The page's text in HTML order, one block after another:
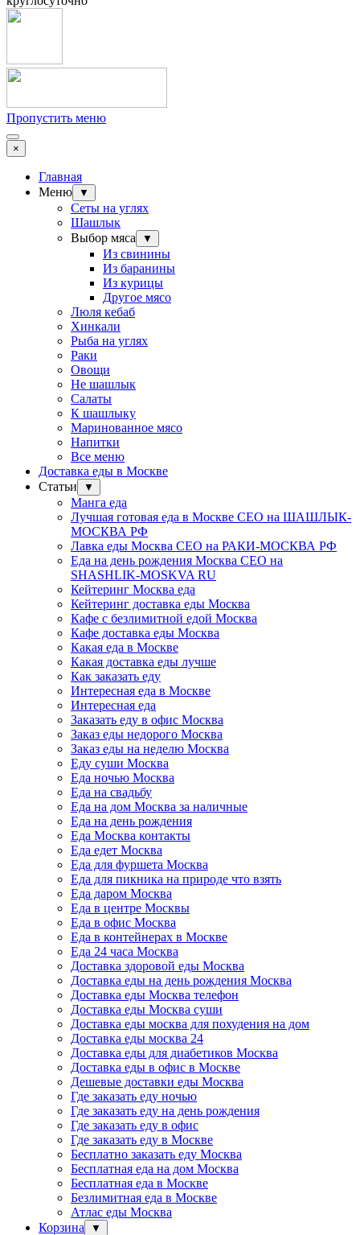
Пропустить меню
×
Главная
Меню
▼
Сеты на углях
Шашлык
Выбор мяса
▼
Из свинины
Из баранины
Из курицы
Другое мясо
Люля кебаб
Хинкали
Рыба на углях
Раки
Овощи
Не шашлык
Салаты
К шашлыку
Маринованное мясо
Напитки
Все меню
Доставка еды в Москве
Статьи
▼
Манга еда
Лучшая готовая еда в Москве СЕО на ШАШЛЫК-
МОСКВА РФ
Лавка еды Москва СЕО на РАКИ-МОСКВА РФ
Еда на день рождения Москва СЕО на
SHASHLIK-MOSKVA RU
Кейтеринг Москва еда
Кейтеринг доставка еды Москва
Кафе с безлимитной едой Москва
Кафе доставка еды Москва
Какая еда в Москве
Какая доставка еды лучше
Как заказать еду
Интересная еда в Москве
Интересная еда
Заказать еду в офис Москва
Заказ еды недорого Москва
Заказ еды на неделю Москва
Еду суши Москва
Еда ночью Москва
Еда на свадьбу
Еда на дом Москва за наличные
Еда на день рождения
Еда Москва контакты
Еда едет Москва
Еда для фуршета Москва
Еда для пикника на природе что взять
Еда даром Москва
Еда в центре Москвы
Еда в офис Москва
Еда в контейнерах в Москве
Еда 24 часа Москва
Доставка здоровой еды Москва
Доставка еды на день рождения Москва
Доставка еды Москва телефон
Доставка еды Москва суши
Доставка еды москва для похудения на дом
Доставка еды москва 24
Доставка еды для диабетиков Москва
Доставка еды в офис в Москве
Дешевые доставки еды Москва
Где заказать еду ночью
Где заказать еду на день рождения
Где заказать еду в офис
Где заказать еду в Москве
Бесплатно заказать еду Москва
Бесплатная еда на дом Москва
Бесплатная еда в Москве
Безлимитная еда в Москве
Атлас еды Москва
Корзина
▼